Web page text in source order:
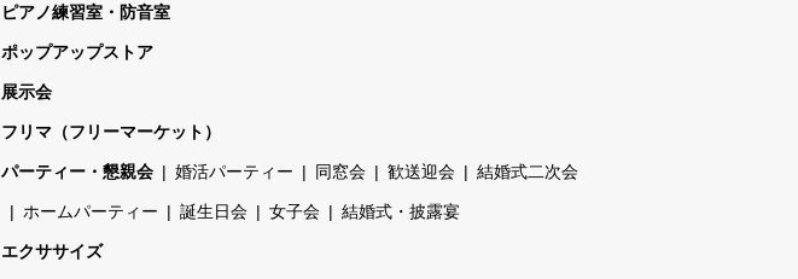
ピアノ練習室・防音室
ポップアップストア
展示会
フリマ（フリーマーケット）
パーティー・懇親会 婚活パーティー 同窓会 歓送迎会 結婚式二次会
ホームパーティー 誕生日会 女子会 結婚式・披露宴
エクササイズ